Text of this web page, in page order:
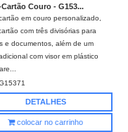
Couro - G153...
em couro personalizado,
com três divisórias para
e documentos, além de um
com visor em plástico
DETALHES
colocar no carrinho